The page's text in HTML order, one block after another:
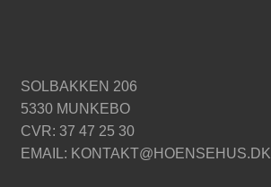
SOLBAKKEN 206
5330 MUNKEBO
CVR: 37 47 25 30
EMAIL: KONTAKT@HOENSEHUS.DK